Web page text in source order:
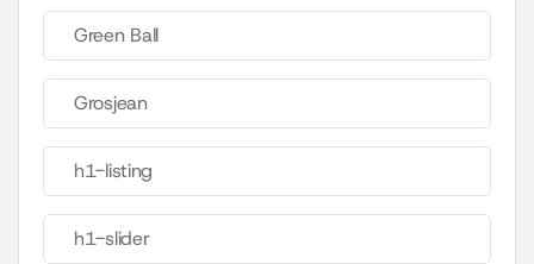
Green Ball
Grosjean
h1-listing
h1-slider